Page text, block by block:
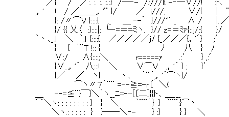
／{　　/　 ／:. :. :..::.:}　/―‐-　/}///l{ -‐―∨//!　　:ﾄ､
,，'　　!:　/ ／＿＿,，'¨ }/ 　 　 ／　j///;　　　　∨/{ 　　|
}: /〃⌒V }::::{　 ,_　　＿ ‐-｀　}///'" _　　∧ /　　 |..／　
}/ {{ 乂〈　:}::::|: └‐=＝=ミヽ.　}// z=＝ﾐｧ{::ｊ/:{　　 }/
｀丶､_｣ 　＼　｀」 {::::{　 ／／／／／j/ {_／／／{，'´}　　
}　　{　｀¨T !:: {　　　 　 　 　 　 　 ﾉ　　　 八　 }　 /
∨:/　　 ∧{::::;＼ 　 　 　 r=====ｧ　 　 .:′ 　 } ,:ﾞ　　　　
}∨_,，'´　八:::!　 ＼　　　 ∨⌒V　 ,，'´ } ;　　 }′
}／　　／　 ヽ} 　 　 丶､ 　 ｀¨´,，'´⌒ヽ}/
⌒ヽ〃７｀¨¨ =‐-≧=-r〔　＼(
＿　　-‐=≦¨}￣}＼｀ヽ__ﾆ=‐-[〔二]}{ト､ ＿___
⌒＼ヽ: : : : : : : : }　 } 　＼　 　 ｀¨¨´｝ }　｀¨¨:}⌒ヽ
＼ヽ.: : : : :　}　 }――＼‐-　 　 } :}　　　 } } 　 ＼